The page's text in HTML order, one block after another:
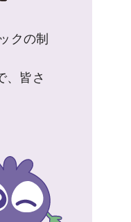
クの制
、皆さ